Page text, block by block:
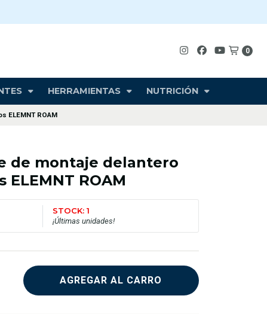
0
HERRAMIENTAS NUTRICIÓN
ELEMNT ROAM
de montaje delantero
ROAM
STOCK: 1
¡Últimas unidades!
AGREGAR AL CARRO